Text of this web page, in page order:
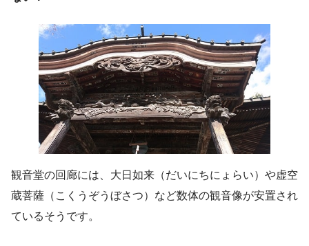
観音堂の回廊には、大日如来（だいにちにょらい）や虚空
蔵菩薩（こくうぞうぼさつ）など数体の観音像が安置され
ているそうです。